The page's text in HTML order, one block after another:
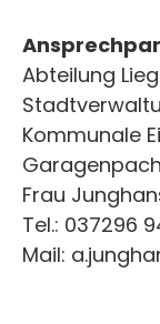
Abteilung
Kommunale
Frau
Tel.: 037296
Mail: